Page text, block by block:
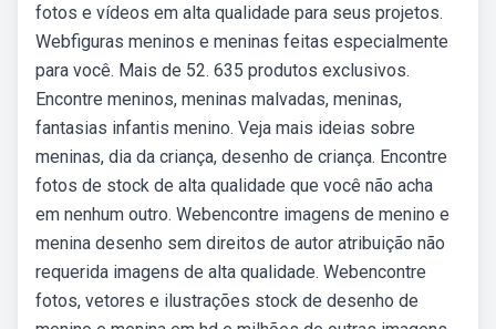
fotos e vídeos em alta qualidade para seus projetos.
Webfiguras meninos e meninas feitas especialmente
para você. Mais de 52. 635 produtos exclusivos.
Encontre meninos, meninas malvadas, meninas,
fantasias infantis menino. Veja mais ideias sobre
meninas, dia da criança, desenho de criança. Encontre
fotos de stock de alta qualidade que você não acha
em nenhum outro. Webencontre imagens de menino e
menina desenho sem direitos de autor atribuição não
requerida imagens de alta qualidade. Webencontre
fotos, vetores e ilustrações stock de desenho de